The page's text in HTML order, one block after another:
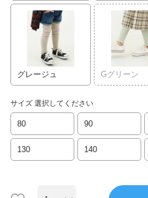
グレージュ Gグリーン
サイズ 選択してください
80 90
130 140